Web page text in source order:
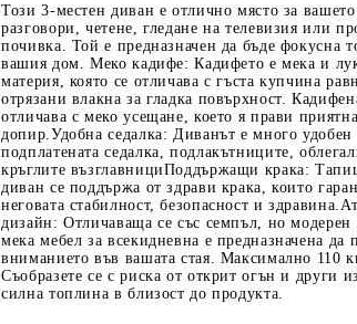
Този 3-местен диван е отлично място за
разговори, четене, гледане на телевизия или
почивка. Той е предназначен да бъде фокусна
вашия дом. Меко кадифе: Кадифето е мека и
материя, която се отличава с гъста купчина
отрязани влакна за гладка повърхност.
отличава с меко усещане, което я прави
допир.Удобна седалка: Диванът е много удобен
подплатената седалка, подлакътниците,
кръглите възглавнициПоддържащи крака:
диван се поддържа от здрави крака, които
неговата стабилност, безопасност и
дизайн: Отличаваща се със семпъл, но модерен
мека мебел за всекидневна е предназначена да
вниманието във вашата стая. Максимално 110
Съобразете се с риска от открит огън и други
силна топлина в близост до продукта.